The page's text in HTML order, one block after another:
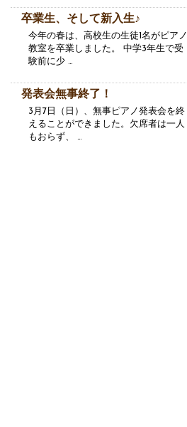
卒業生、そして新入生♪
今年の春は、高校生の生徒1名がピアノ
教室を卒業しました。 中学3年生で受
験前に少 …
発表会無事終了！
3月7日（日）、無事ピアノ発表会を終
えることができました。欠席者は一人
もおらず、 …